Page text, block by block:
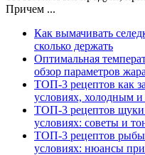
Причем ...
Как вымачивать
сколько держать
Оптимальная
обзор параметров жара
ТОП-3 рецептов как
условиях, холодным
ТОП-3 рецептов щуки
условиях: советы и
ТОП-3 рецептов рыбы
условиях: нюансы